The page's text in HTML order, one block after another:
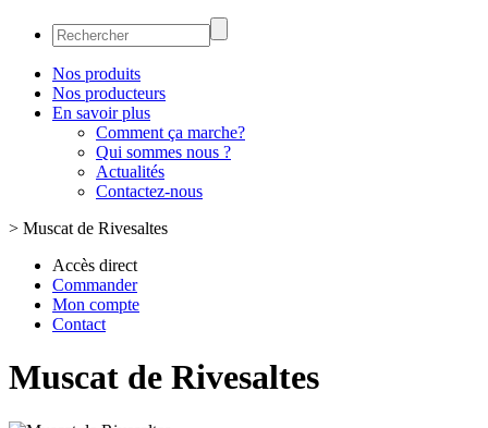
Nos produits
Nos producteurs
En savoir plus
Comment ça marche?
Qui sommes nous ?
Actualités
Contactez-nous
> Muscat de Rivesaltes
Accès direct
Commander
Mon compte
Contact
Muscat de Rivesaltes